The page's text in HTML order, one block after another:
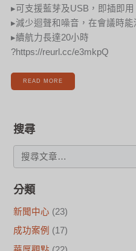
▸可支援藍芽及USB，即插即用
▸減少迴聲和噪音，在會議時能
▸續航力長達20小時
?https://reurl.cc/e3mkpQ
READ MORE
搜尋
分類
新聞中心 (23)
成功案例 (17)